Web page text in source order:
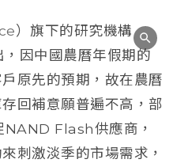
）旗下的研究機構
，因中國農曆年假期的
原先的預期，故在農曆
回補意願普遍不高，部
Flash供應商，
刺激淡季的市場需求，